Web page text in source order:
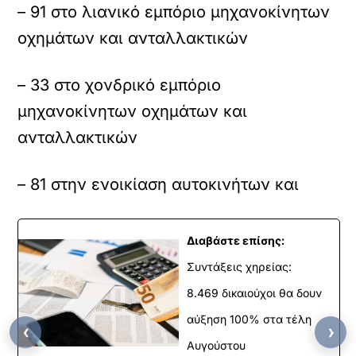
– 91 στο λιανικό εμπόριο μηχανοκίνητων
οχημάτων και ανταλλακτικών
– 33 στο χονδρικό εμπόριο
μηχανοκίνητων οχημάτων και
ανταλλακτικών
– 81 στην ενοικίαση αυτοκινήτων και
Διαβάστε επίσης:
Συντάξεις χηρείας:
8.469 δικαιούχοι θα δουν
αύξηση 100% στα τέλη
Αυγούστου
‹ ›